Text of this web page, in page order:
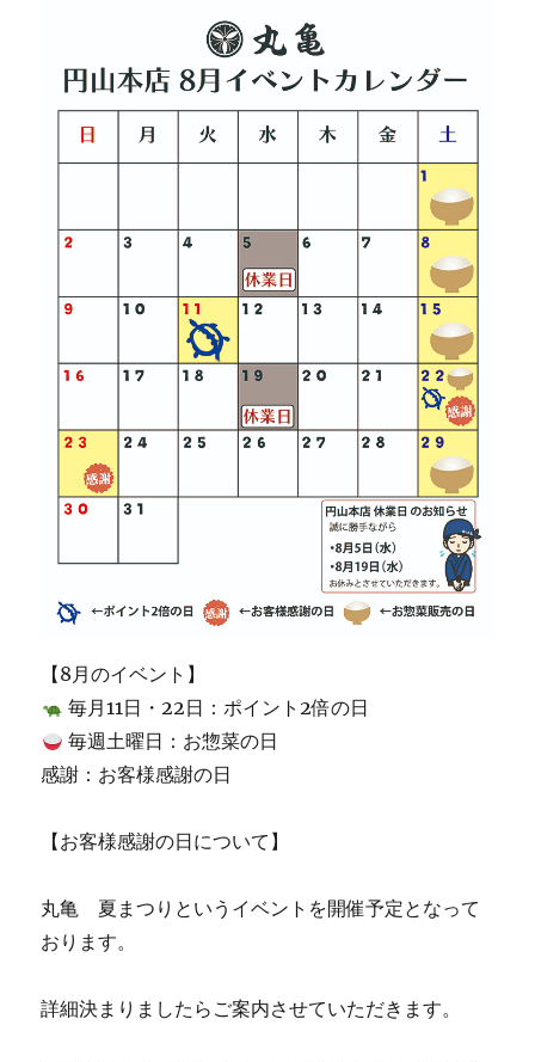
【8月のイベント】
毎月11日・22日：ポイント2倍の日
毎週土曜日：お惣菜の日
感謝：お客様感謝の日
【お客様感謝の日について】
丸亀 夏まつりというイベントを開催予定となって
おります。
詳細決まりましたらご案内させていただきます。